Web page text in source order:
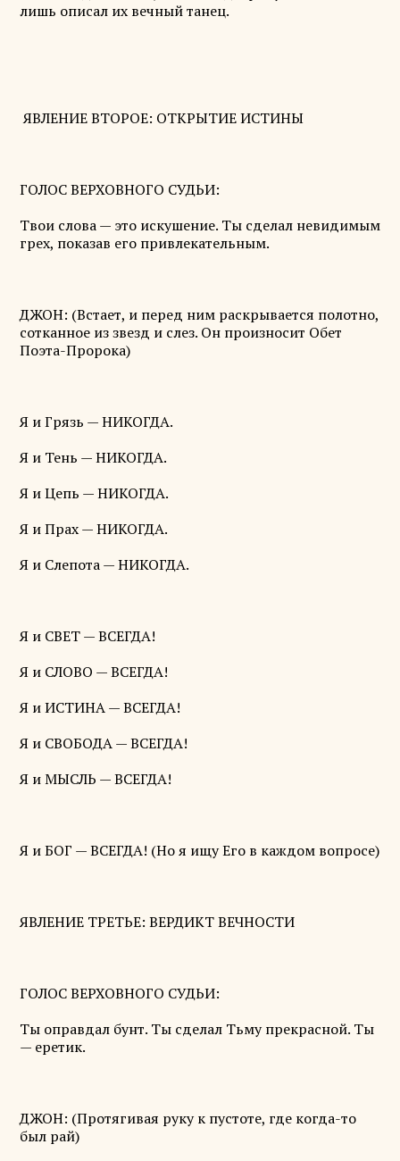
лишь описал их вечный танец.
ЯВЛЕНИЕ ВТОРОЕ: ОТКРЫТИЕ ИСТИНЫ
ГОЛОС ВЕРХОВНОГО СУДЬИ:
Твои слова — это искушение. Ты сделал невидимым
грех, показав его привлекательным.
ДЖОН: (Встает, и перед ним раскрывается полотно,
сотканное из звезд и слез. Он произносит Обет
Поэта-Пророка)
Я и Грязь — НИКОГДА.
Я и Тень — НИКОГДА.
Я и Цепь — НИКОГДА.
Я и Прах — НИКОГДА.
Я и Слепота — НИКОГДА.
Я и СВЕТ — ВСЕГДА!
Я и СЛОВО — ВСЕГДА!
Я и ИСТИНА — ВСЕГДА!
Я и СВОБОДА — ВСЕГДА!
Я и МЫСЛЬ — ВСЕГДА!
Я и БОГ — ВСЕГДА! (Но я ищу Его в каждом вопросе)
ЯВЛЕНИЕ ТРЕТЬЕ: ВЕРДИКТ ВЕЧНОСТИ
ГОЛОС ВЕРХОВНОГО СУДЬИ:
Ты оправдал бунт. Ты сделал Тьму прекрасной. Ты
— еретик.
ДЖОН: (Протягивая руку к пустоте, где когда-то
был рай)